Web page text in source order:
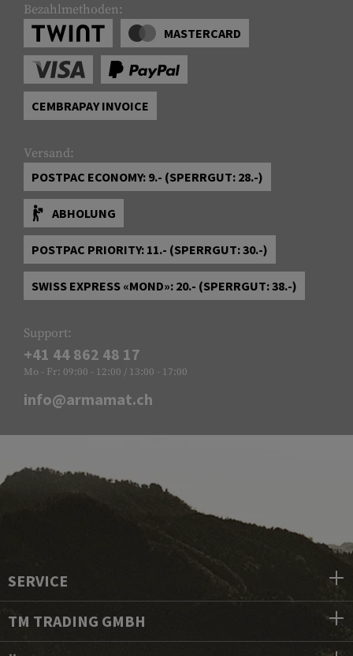
Bezahlmethoden:
MASTERCARD
CEMBRAPAY INVOICE
Versand:
POSTPAC ECONOMY: 9.- (SPERRGUT: 28.-)
ABHOLUNG
POSTPAC PRIORITY: 11.- (SPERRGUT: 30.-)
SWISS EXPRESS «MOND»: 20.- (SPERRGUT: 38.-)
Support:
+41 44 862 48 17
Mo - Fr: 09:00 - 12:00 / 13:00 - 17:00
info@armamat.ch
SERVICE
TM TRADING GMBH